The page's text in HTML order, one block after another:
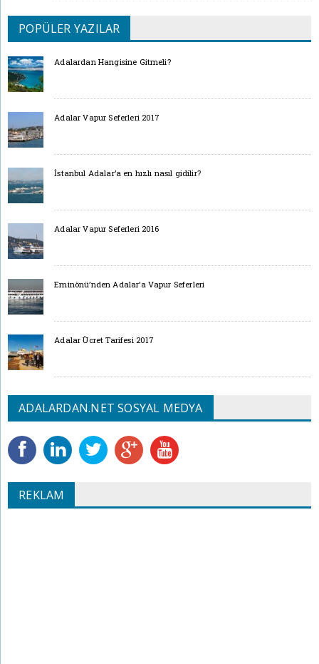
POPÜLER YAZILAR
Adalardan Hangisine Gitmeli?
Adalar Vapur Seferleri 2017
İstanbul Adalar’a en hızlı nasıl gidilir?
Adalar Vapur Seferleri 2016
Eminönü’nden Adalar’a Vapur Seferleri
Adalar Ücret Tarifesi 2017
ADALARDAN.NET SOSYAL MEDYA
REKLAM